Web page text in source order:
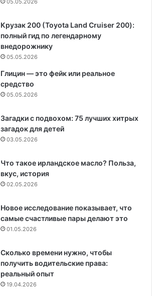
05.05.2026
Крузак 200 (Toyota Land Cruiser 200):
полный гид по легендарному
внедорожнику
05.05.2026
Глицин — это фейк или реальное
средство
05.05.2026
Загадки с подвохом: 75 лучших хитрых
загадок для детей
03.05.2026
Что такое ирландское масло? Польза,
вкус, история
02.05.2026
Новое исследование показывает, что
самые счастливые пары делают это
01.05.2026
Сколько времени нужно, чтобы
получить водительские права:
реальный опыт
19.04.2026